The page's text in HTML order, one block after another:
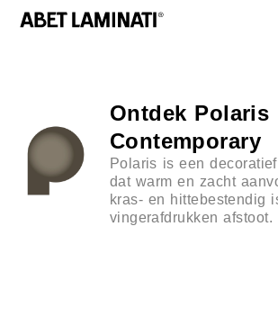
Ontdek Polaris
Contemporary
Polaris is een
dat warm en zacht
kras- en hittebestendig
vingerafdrukken afstoot.